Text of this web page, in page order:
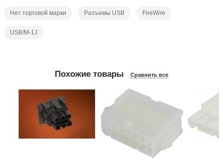
Нет торговой марки Разъемы USB FireWire
USB/M-1J
Похожие товары Сравнить все